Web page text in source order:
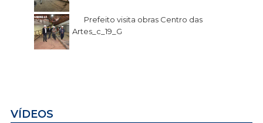
Prefeito visita obras Centro das
Artes_c_19_G
VÍDEOS